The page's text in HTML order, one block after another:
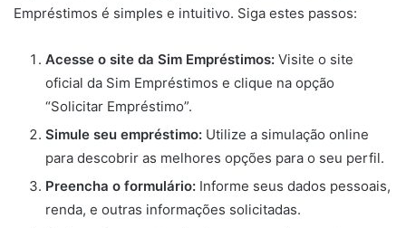
Empréstimos é simples e intuitivo. Siga estes passos:
Acesse o site da Sim Empréstimos: Visite o site
oficial da Sim Empréstimos e clique na opção
“Solicitar Empréstimo”.
Simule seu empréstimo: Utilize a simulação online
para descobrir as melhores opções para o seu perfil.
Preencha o formulário: Informe seus dados pessoais,
renda, e outras informações solicitadas.